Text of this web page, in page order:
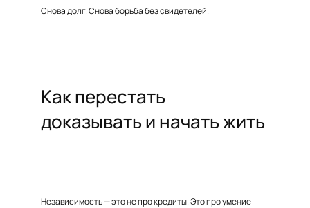
Снова долг. Снова борьба без свидетелей.
Как перестать
доказывать и начать жить
Независимость — это не про кредиты. Это про умение